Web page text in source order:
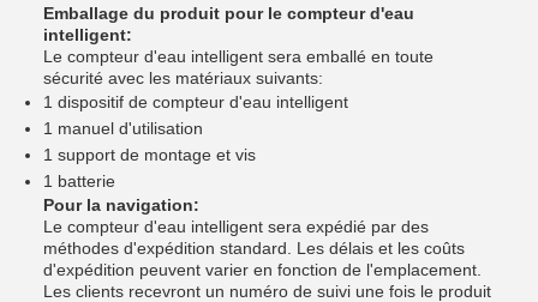
Emballage du produit pour le compteur d'eau
intelligent:
Le compteur d'eau intelligent sera emballé en toute
sécurité avec les matériaux suivants:
1 dispositif de compteur d'eau intelligent
1 manuel d'utilisation
1 support de montage et vis
1 batterie
Pour la navigation:
Le compteur d'eau intelligent sera expédié par des
méthodes d'expédition standard. Les délais et les coûts
d'expédition peuvent varier en fonction de l'emplacement.
Les clients recevront un numéro de suivi une fois le produit